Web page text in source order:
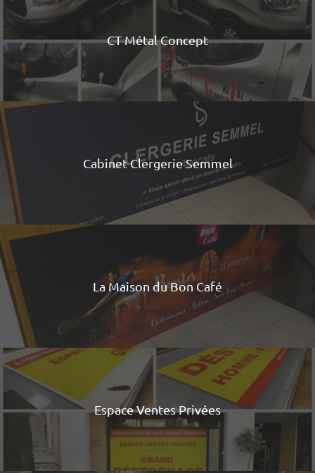
CT Métal Concept
Cabinet Clergerie Semmel
La Maison du Bon Café
Espace Ventes Privées